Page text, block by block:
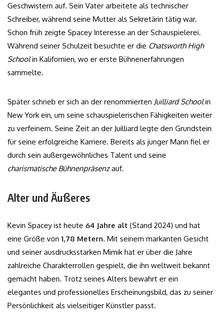
Geschwistern auf. Sein Vater arbeitete als technischer
Schreiber, während seine Mutter als Sekretärin tätig war.
Schon früh zeigte Spacey Interesse an der Schauspielerei.
Während seiner Schulzeit besuchte er die Chatsworth High
Schoolin Kalifornien, wo er erste Bühnenerfahrungen
sammelte.
Später schrieb er sich an der renommierten Juilliard Schoolin
New York ein, um seine schauspielerischen Fähigkeiten weiter
zu verfeinern. Seine Zeit an der Juilliard legte den Grundstein
für seine erfolgreiche Karriere. Bereits als junger Mann fiel er
durch sein außergewöhnliches Talent und seine
charismatische Bühnenpräsenzauf.
Alter und Äußeres
Kevin Spacey ist heute 64 Jahre alt (Stand 2024) und hat
eine Größe von 1,78 Metern. Mit seinem markanten Gesicht
und seiner ausdrucksstarken Mimik hat er über die Jahre
zahlreiche Charakterrollen gespielt, die ihn weltweit bekannt
gemacht haben. Trotz seines Alters bewahrt er ein
elegantes und professionelles Erscheinungsbild, das zu seiner
Persönlichkeit als vielseitiger Künstler passt.